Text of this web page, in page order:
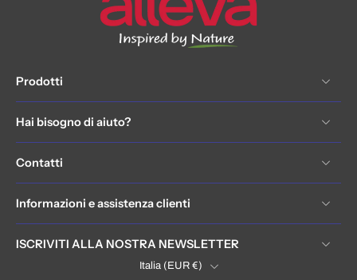
Prodotti
Hai bisogno di aiuto?
Contatti
Informazioni e assistenza clienti
ISCRIVITI ALLA NOSTRA NEWSLETTER
Italia ‎(EUR €)‎